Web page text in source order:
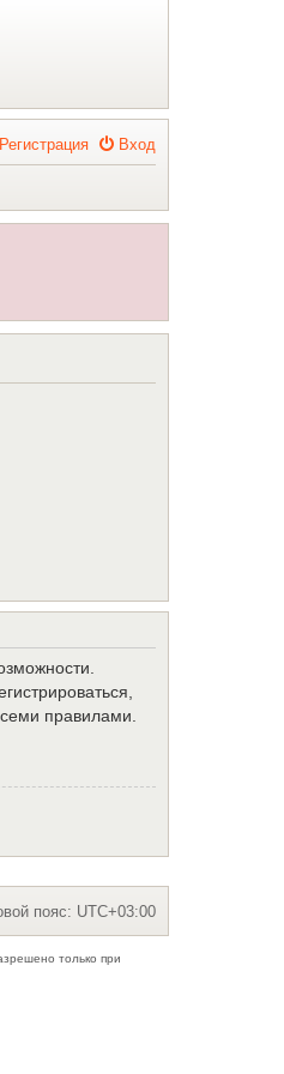
Вход
Регистрация
правилами.
пояс: UTC+03:00
только при